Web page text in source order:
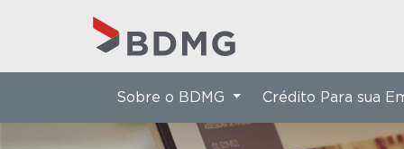
Sobre o BDMG Crédito Para sua